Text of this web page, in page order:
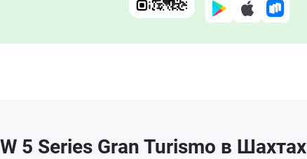
5 Series Gran Turismo в Шахтах